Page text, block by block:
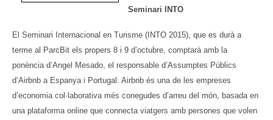
Seminari INTO
El Seminari Internacional en Turisme (INTO 2015), que es durà a
terme al ParcBit els propers 8 i 9 d’octubre, comptarà amb la
ponència d’Angel Mesado, el responsable d’Assumptes Públics
d’Airbnb a Espanya i Portugal. Airbnb és una de les empreses
d’economia col·laborativa més conegudes d’arreu del món, basada en
una plataforma online que connecta viatgers amb persones que volen